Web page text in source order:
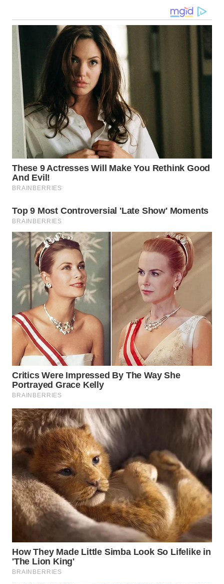
NUSANTARA
JOGJA
JATIM
WN
BALI
WN
KALBAR
KALTENG
WN
KALTARA
WN
KALSEL
WN
KALTIM
WN
SULSEL
WN
GORONTALO
WN
SULUT
WN
MALUKU
WN
MALUT
DAIRI
WN